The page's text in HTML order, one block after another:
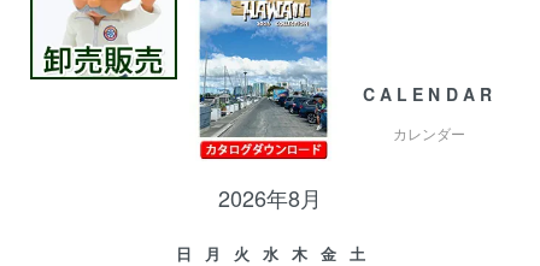
CALENDAR
カレンダー
2026年8月
日 月 火 水 木 金
土